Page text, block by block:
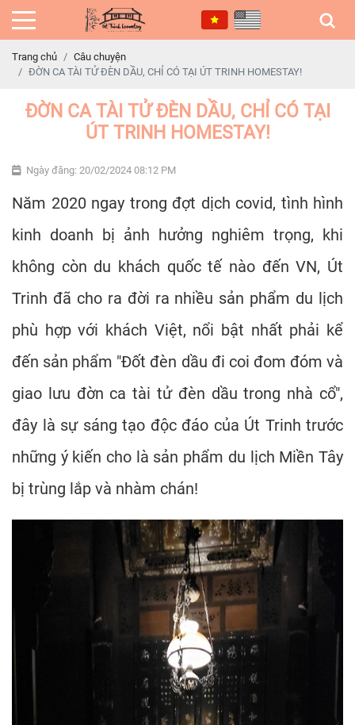
Trang chủ
Câu chuyện
ĐỜN CA TÀI TỬ ĐÈN DẦU, CHỈ CÓ TẠI ÚT TRINH HOMESTAY!
ĐỜN CA TÀI TỬ ĐÈN DẦU, CHỈ CÓ TẠI
ÚT TRINH HOMESTAY!
Ngày đăng: 20/02/2024 08:12 PM
Năm 2020 ngay trong đợt dịch covid, tình hình
kinh doanh bị ảnh hưởng nghiêm trọng, khi
không còn du khách quốc tế nào đến VN, Út
Trinh đã cho ra đời ra nhiều sản phẩm du lịch
phù hợp với khách Việt, nổi bật nhất phải kể
đến sản phẩm "Đốt đèn dầu đi coi đom đóm và
giao lưu đờn ca tài tử đèn dầu trong nhà cổ",
đây là sự sáng tạo độc đáo của Út Trinh trước
những ý kiến cho là sản phẩm du lịch Miền Tây
bị trùng lắp và nhàm chán!